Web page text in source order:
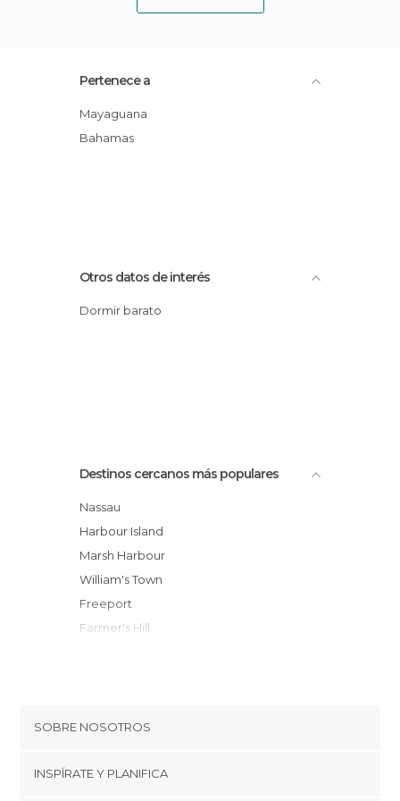
Pertenece a
Mayaguana
Bahamas
Otros datos de interés
Dormir barato
Destinos cercanos más populares
Nassau
Harbour Island
Marsh Harbour
William's Town
Freeport
Farmer's Hill
SOBRE NOSOTROS
Cookies
INSPÍRATE Y PLANIFICA